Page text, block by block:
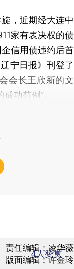
，近期经大连中
家有表决权的债
信用债违约后首
宁日报》刊登了
会长王欣新的文
功范例”。
责任编辑：凌华薇
版面编辑：许金玲
4人赞赏